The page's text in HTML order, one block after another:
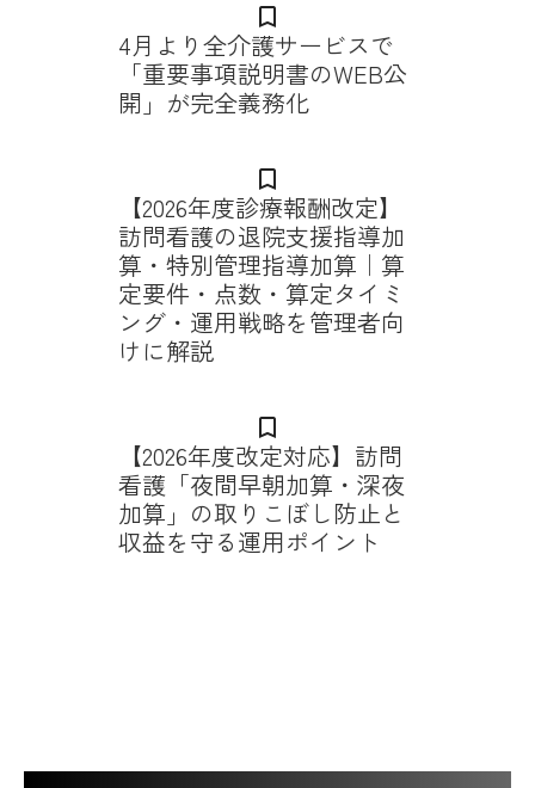
bookmark_border
4月より全介護サービスで
「重要事項説明書のWEB公
開」が完全義務化
bookmark_border
【2026年度診療報酬改定】
訪問看護の退院支援指導加
算・特別管理指導加算｜算
定要件・点数・算定タイミ
ング・運用戦略を管理者向
けに解説
bookmark_border
【2026年度改定対応】訪問
看護「夜間早朝加算・深夜
加算」の取りこぼし防止と
収益を守る運用ポイント